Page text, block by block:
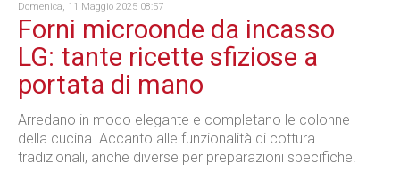
Domenica, 11 Maggio 2025 08:57
Forni microonde da incasso
LG: tante ricette sfiziose a
portata di mano
Arredano in modo elegante e completano le colonne
della cucina. Accanto alle funzionalità di cottura
tradizionali, anche diverse per preparazioni specifiche.